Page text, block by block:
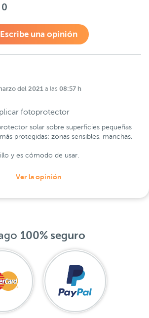
0
Escribe una opinión
del 2021 a las 08:57 h
fotoprotector
solar sobre superficies pequeñas
protegidas: zonas sensibles, manchas,
y es cómodo de usar.
Ver la opinión
100% seguro